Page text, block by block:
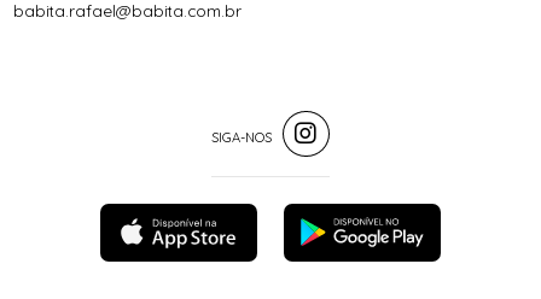
babita.rafael@babita.com.br